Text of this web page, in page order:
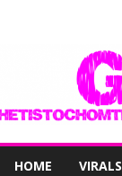
HOME VIRALS